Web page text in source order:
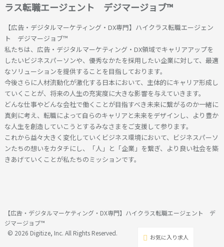
ラス転職エージェント デジマージョブ™
【広告・デジタルマーケティング・DX専門】ハイクラス転職エージェン
ト デジマージョブ™
私たちは、広告・デジタルマーケティング・DX領域でキャリアアップを
したいビジネスパーソンや、優秀なかたを採用したい企業に対して、最適
なソリューションを提供することを目指しております。
今後さらに人材流動化が激化する日本において、主体的にキャリア形成し
ていくことが、将来の人生の充実度に大きな影響を与えていきます。
どんな仕事やどんな会社で働くことが目指すべき未来に繋がるのか一緒に
真剣に考え、転職によって自らのキャリアと未来をデザインし、より豊か
な人生を創造していこうとするみなさまをご支援して参ります。
これから益々大きく変化していくビジネス環境において、ビジネスパーソ
ンたちの想いをカタチにし、「人」と「企業」を繋ぎ、より良い社会を築
きあげていくことが私たちのミッションです。
【広告・デジタルマーケティング・DX専門】ハイクラス転職エージェント デ
ジマージョブ™
© 2026 Digitize, Inc. All Rights Reserved.
お気に入り求人